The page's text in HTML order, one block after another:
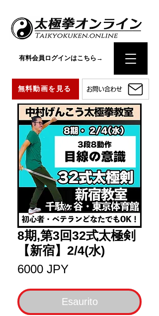
お問い合わせ
無料動画を見る
有料会員ログインはこちら→
8期,第3回32式太極剣
【新宿】2/4(水)
6000 JPYPrezzo
Esaurito